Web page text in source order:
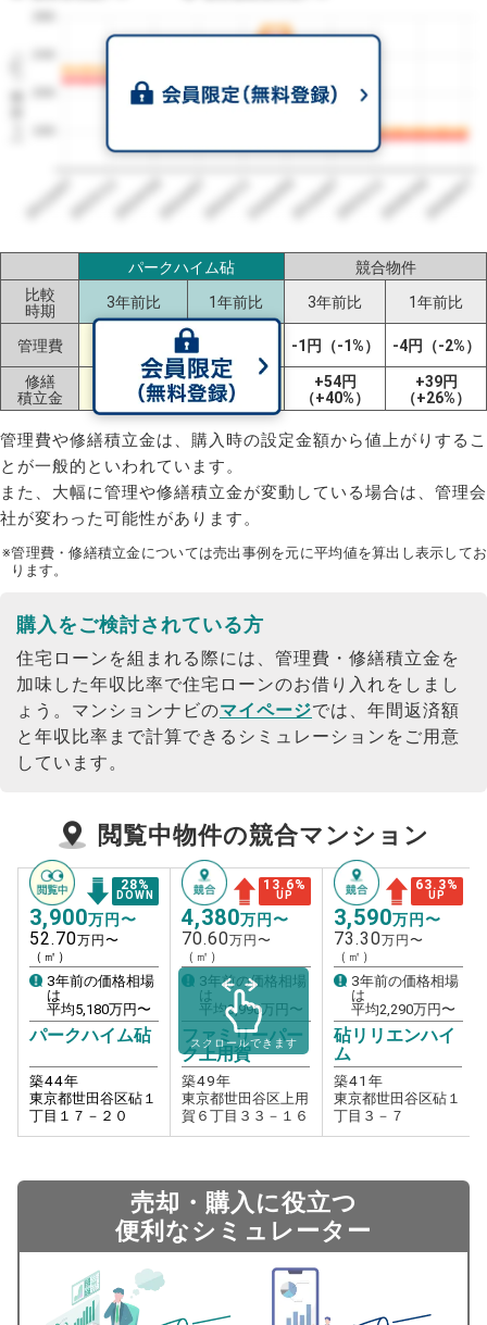
1㎡単価（円）
2023/072023/112024/032024/072024/112025/032025/072025/112026/032026/07
パークハイム砧
競合物件
比較
時期
3年前比 1年前比 3年前比 1年前比
管理費
（-28%）
（±0%）
-1円（-1%） -4円（-2%）
修繕
積立金
-64円
（-28%）
±0円
（±0%）
+54円
（+40%）
+39円
（+26%）
管理費や修繕積立金は、購入時の設定金額から値上がりするこ
とが一般的といわれています。
また、大幅に管理や修繕積立金が変動している場合は、管理会
社が変わった可能性があります。
※管理費・修繕積立金については売出事例を元に平均値を算出し表示してお
ります。
購入をご検討されている方
住宅ローンを組まれる際には、管理費・修繕積立金を
加味した年収比率で住宅ローンのお借り入れをしまし
ょう。 マンションナビのマイページでは、年間返済額
と年収比率まで計算できるシミュレーションをご用意
しています。
閲覧中物件の競合マンション
28%
DOWN
3,900万円〜
52.70万円〜
（㎡）
3年前の価格相場
は
平均5,180万円〜
パークハイム砧
築44年
東京都世田谷区砧１
丁目１７－２０
13.6%
UP
4,380万円〜
70.60万円〜
（㎡）
3年前の価格相場
は
平均3,990万円〜
ファミリーパー
ク上用賀
築49年
東京都世田谷区上用
賀６丁目３３－１６
63.3%
UP
3,590万円〜
73.30万円〜
（㎡）
3年前の価格相場
は
平均2,290万円〜
砧リリエンハイ
ム
築41 年
東京都世田谷区砧１
丁目３－７
スクロールできます
売却・購入に役立つ
便利なシミュレーター